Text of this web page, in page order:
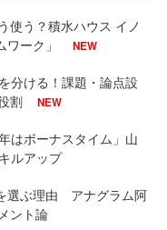
使う？積水ハウス イノ
ーク」
NEW
分ける！課題・論点設
割
NEW
はボーナスタイム」山
ルアップ
選ぶ理由 アナグラム阿
ント論